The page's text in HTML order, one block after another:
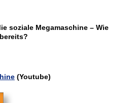
soziale Mega­maschi­ne – Wie
(Youtube)